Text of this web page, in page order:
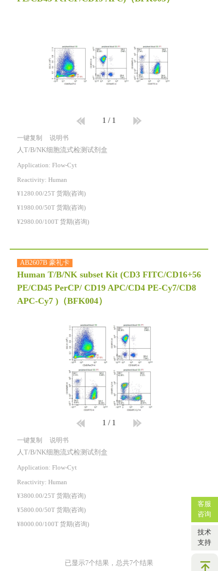
1 / 1
一键复制 说明书
人T/B/NK细胞流式检测试剂盒
Application: Flow-Cyt
Reactivity: Human
¥1280.00/25T 货期(咨询)
¥1980.00/50T 货期(咨询)
¥2980.00/100T 货期(咨询)
AB2607B 豪礼卡
Human T/B/NK subset Kit (CD3 FITC/CD16+56
PE/CD45 PerCP/ CD19 APC/CD4 PE-Cy7/CD8
APC-Cy7 ) （BFK004）
1 / 1
一键复制 说明书
人T/B/NK细胞流式检测试剂盒
Application: Flow-Cyt
Reactivity: Human
¥3800.00/25T 货期(咨询)
¥5800.00/50T 货期(咨询)
¥8000.00/100T 货期(咨询)
已显示7个结果，总共7个结果
客服
咨询
技术
支持